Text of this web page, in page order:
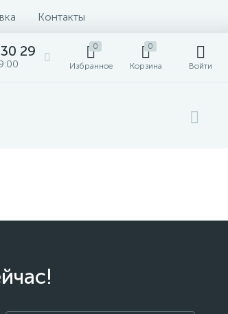
Контакты
29 0
Избранное
0
Корзина Войти